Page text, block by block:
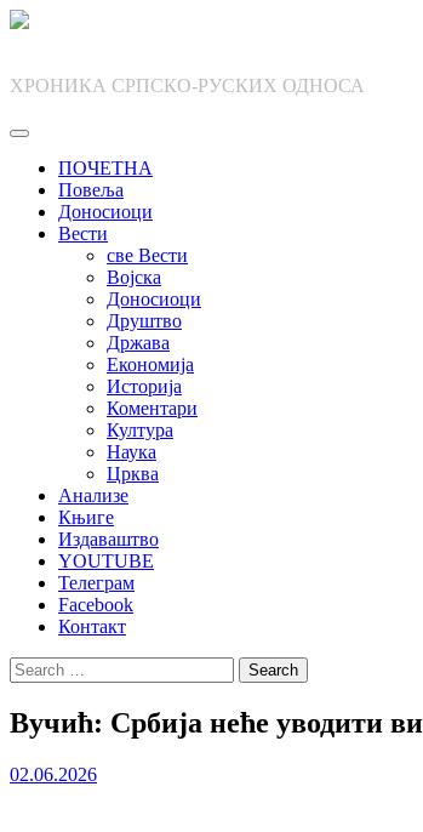
Skip
ХРОНИКА СРПСКО-РУСКИХ ОДНОСА
ПОЧЕТНА
Повеља
Доносиоци
Вести
све Вести
Војска
Доносиоци
Друштво
Држава
Економија
Историја
Коментари
Култура
Наука
Црква
Анализе
Књиге
Издаваштво
YOUTUBE
Телеграм
Facebook
Контакт
Search
for:
Вучић: Србија неће уводити
02.06.2026